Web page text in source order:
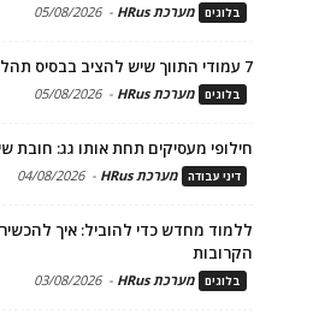
בלוגים מערכת HRus -
05/08/2026
7 עמודי התווך שיש להציב בבסיס תהליך הגיוס ומיתוג המעסיק
בלוגים מערכת HRus -
05/08/2026
חילופי מעסיקים תחת אותו גג:
דיני עבודה מערכת HRus -
04/08/2026
ללמוד מחדש כדי להוביל: איך
הקרובות
בלוגים מערכת HRus -
03/08/2026